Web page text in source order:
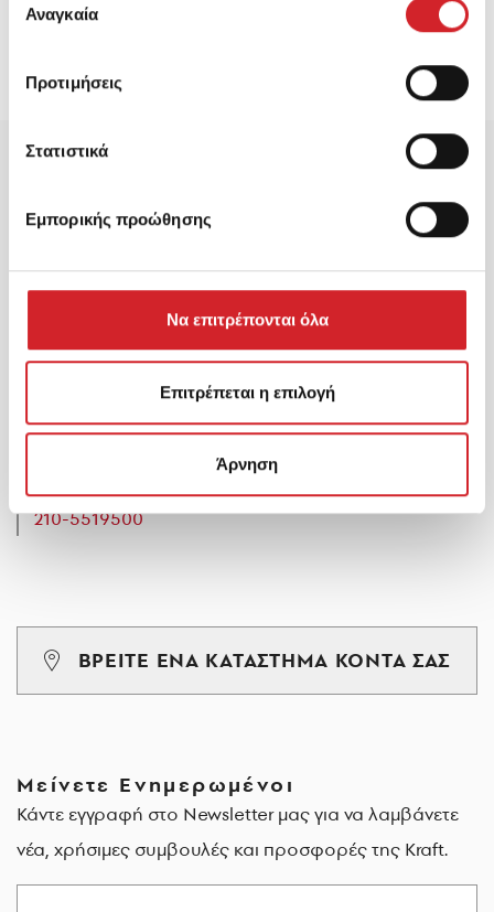
των υπηρεσιών τους.
συγκατάθεσης
Αναγκαία
Προτιμήσεις
Στατιστικά
Εμπορικής προώθησης
Να επιτρέπονται όλα
Επιτρέπεται η επιλογή
Άρνηση
Εξυπηρέτηση Πελατών
info@kraftpaints.com
210-5519500
ΒΡΕΙΤΕ ΕΝΑ ΚΑΤΑΣΤΗΜΑ ΚΟΝΤΑ ΣΑΣ
Μείνετε Ενημερωμένοι
Κάντε εγγραφή στο Newsletter μας για να λαμβάνετε
νέα, χρήσιμες συμβουλές και προσφορές της Kraft.